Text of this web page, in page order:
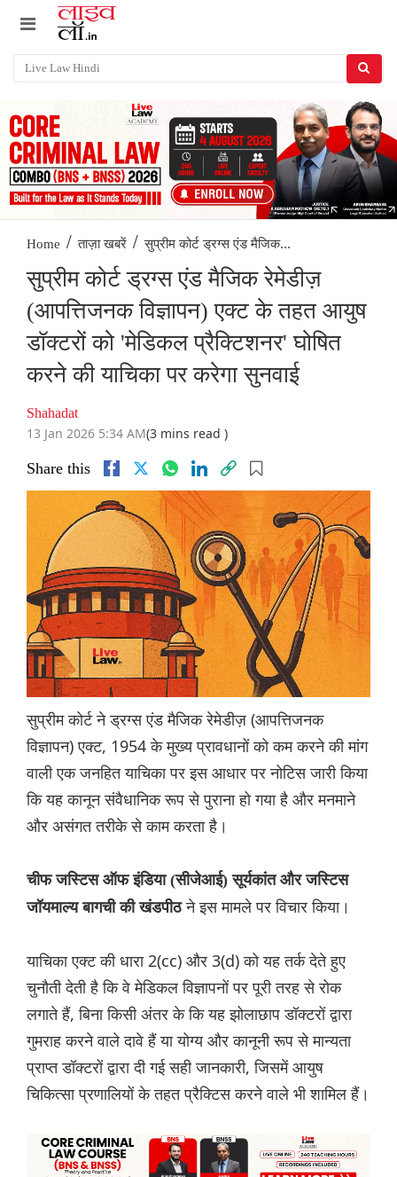
Home / ताज़ा खबरें / सुप्रीम कोर्ट ड्रग्स एंड मैजिक...
सुप्रीम कोर्ट ड्रग्स एंड मैजिक रेमेडीज़
(आपत्तिजनक विज्ञापन) एक्ट के तहत आयुष
डॉक्टरों को 'मेडिकल प्रैक्टिशनर' घोषित
करने की याचिका पर करेगा सुनवाई
Shahadat
13 Jan 2026 5:34 AM(3 mins read )
Share this
सुप्रीम कोर्ट ने ड्रग्स एंड मैजिक रेमेडीज़ (आपत्तिजनक
विज्ञापन) एक्ट, 1954 के मुख्य प्रावधानों को कम करने की मांग
वाली एक जनहित याचिका पर इस आधार पर नोटिस जारी किया
कि यह कानून संवैधानिक रूप से पुराना हो गया है और मनमाने
और असंगत तरीके से काम करता है।
चीफ जस्टिस ऑफ इंडिया (सीजेआई) सूर्यकांत और जस्टिस
जॉयमाल्य बागची की खंडपीठने इस मामले पर विचार किया।
याचिका एक्ट की धारा 2(cc) और 3(d) को यह तर्क देते हुए
चुनौती देती है कि वे मेडिकल विज्ञापनों पर पूरी तरह से रोक
लगाते हैं, बिना किसी अंतर के कि यह झोलाछाप डॉक्टरों द्वारा
गुमराह करने वाले दावे हैं या योग्य और कानूनी रूप से मान्यता
प्राप्त डॉक्टरों द्वारा दी गई सही जानकारी, जिसमें आयुष
चिकित्सा प्रणालियों के तहत प्रैक्टिस करने वाले भी शामिल हैं।